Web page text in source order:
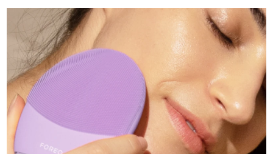
Mexique Livraison estimée8/12/26
Monaco Livraison estimée8/9/26
Pays-Bas Livraison estimée
Nouvelle-Zélande Livraison estimée8/8/26
Norvège Livraison estimée